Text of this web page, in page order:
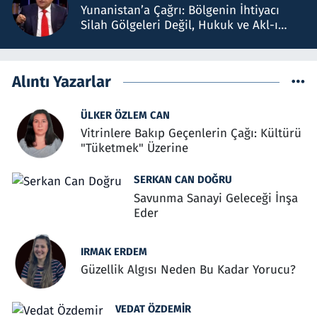
Yunanistan’a Çağrı: Bölgenin İhtiyacı
Silah Gölgeleri Değil, Hukuk ve Akl-ı
Alıntı Yazarlar
ÜLKER ÖZLEM CAN
Vitrinlere Bakıp Geçenlerin Çağı: Kültürü
"Tüketmek" Üzerine
SERKAN CAN DOĞRU
Savunma Sanayi Geleceği İnşa
Eder
IRMAK ERDEM
Güzellik Algısı Neden Bu Kadar Yorucu?
VEDAT ÖZDEMIR